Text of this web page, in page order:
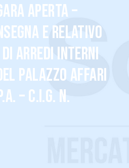
APERTA –
E RELATIVO
ARREDI INTERNI
PALAZZO AFFARI
– C.I.G. N.